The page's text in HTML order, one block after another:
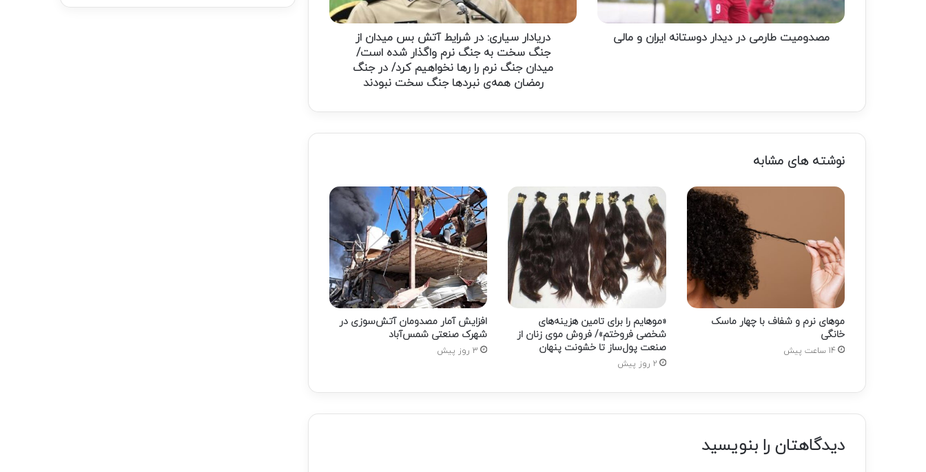
مالی
مصدومیت طارمی در دیدار دوستانه ایران و مالی
جنگ
میدان
رها
نخواهیم
کرد/
در
جنگ
رمضان
همه‌ی
نبردها
جنگ
سخت
نبودند
دریادار سیاری: در شرایط آتش بس میدان از
جنگ سخت به جنگ نرم واگذار شده است/
میدان جنگ نرم را رها نخواهیم کرد/ در جنگ
رمضان همه‌ی نبردها جنگ سخت نبودند
نوشته های مشابه
موهای نرم و شفاف با چهار ماسک
خانگی
14 ساعت پیش
«موهایم را برای تامین هزینه‌های
شخصی فروختم»/ فروش موی زنان از
صنعت پول‌ساز تا خشونت پنهان
2 روز پیش
افزایش آمار مصدومان آتش‌سوزی در
شهرک صنعتی شمس‌آباد
3 روز پیش
دیدگاهتان را بنویسید